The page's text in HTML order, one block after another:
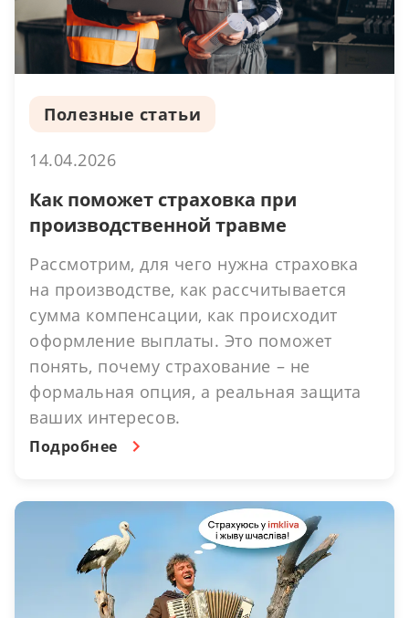
Полезные статьи
14.04.2026
Как поможет страховка при
производственной травме
Рассмотрим, для чего нужна страховка
на производстве, как рассчитывается
сумма компенсации, как происходит
оформление выплаты. Это поможет
понять, почему страхование – не
формальная опция, а реальная защита
ваших интересов.
Подробнее